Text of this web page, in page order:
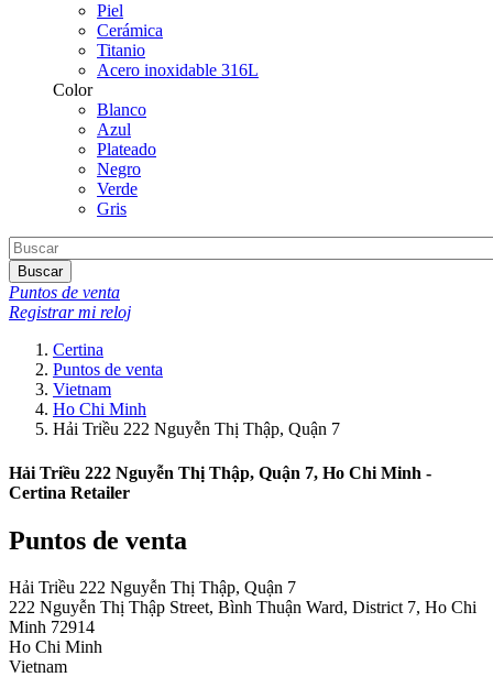
Piel
Cerámica
Titanio
Acero inoxidable 316L
Color
Blanco
Azul
Plateado
Negro
Verde
Gris
Buscar
Puntos de venta
Registrar mi reloj
Certina
Puntos de venta
Vietnam
Ho Chi Minh
Hải Triều 222 Nguyễn Thị Thập, Quận 7
Hải Triều 222 Nguyễn Thị Thập, Quận 7, Ho Chi Minh -
Certina Retailer
Puntos de venta
Hải Triều 222 Nguyễn Thị Thập, Quận 7
222 Nguyễn Thị Thập Street, Bình Thuận Ward, District 7, Ho Chi
Minh 72914
Ho Chi Minh
Vietnam